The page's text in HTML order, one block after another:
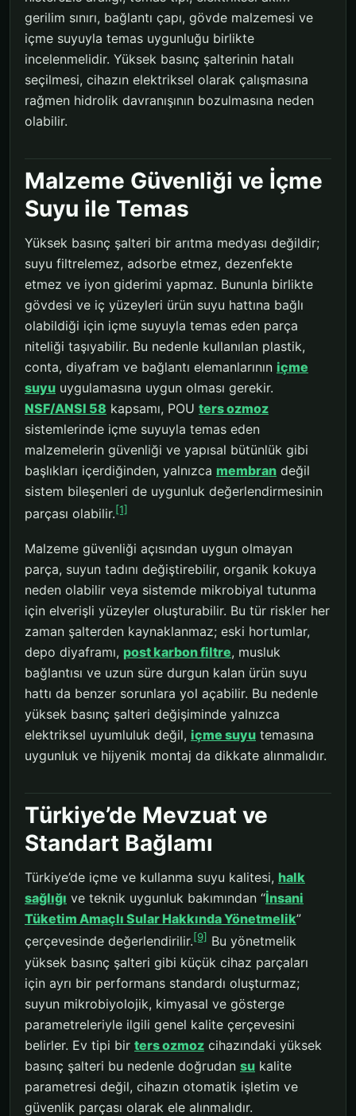
gerilim sınırı, bağlantı çapı, gövde malzemesi ve
içme suyuyla temas uygunluğu birlikte
incelenmelidir. Yüksek basınç şalterinin hatalı
seçilmesi, cihazın elektriksel olarak çalışmasına
rağmen hidrolik davranışının bozulmasına neden
olabilir.
Malzeme Güvenliği ve İçme
Suyu ile Temas
Yüksek basınç şalteri bir arıtma medyası değildir;
suyu filtrelemez, adsorbe etmez, dezenfekte
etmez ve iyon giderimi yapmaz. Bununla birlikte
gövdesi ve iç yüzeyleri ürün suyu hattına bağlı
olabildiği için içme suyuyla temas eden parça
niteliği taşıyabilir. Bu nedenle kullanılan plastik,
conta, diyafram ve bağlantı elemanlarının içme
suyu uygulamasına uygun olması gerekir.
NSF/ANSI 58 kapsamı, POU ters ozmoz
sistemlerinde içme suyuyla temas eden
malzemelerin güvenliği ve yapısal bütünlük gibi
başlıkları içerdiğinden, yalnızca membran değil
sistem bileşenleri de uygunluk değerlendirmesinin
parçası olabilir.[1]
Malzeme güvenliği açısından uygun olmayan
parça, suyun tadını değiştirebilir, organik kokuya
neden olabilir veya sistemde mikrobiyal tutunma
için elverişli yüzeyler oluşturabilir. Bu tür riskler her
zaman şalterden kaynaklanmaz; eski hortumlar,
depo diyaframı, post karbon filtre, musluk
bağlantısı ve uzun süre durgun kalan ürün suyu
hattı da benzer sorunlara yol açabilir. Bu nedenle
yüksek basınç şalteri değişiminde yalnızca
elektriksel uyumluluk değil, içme suyu temasına
uygunluk ve hijyenik montaj da dikkate alınmalıdır.
Türkiye’de Mevzuat ve
Standart Bağlamı
Türkiye’de içme ve kullanma suyu kalitesi, halk
sağlığı ve teknik uygunluk bakımından “İnsani
Tüketim Amaçlı Sular Hakkında Yönetmelik”
çerçevesinde değerlendirilir.[9] Bu yönetmelik
yüksek basınç şalteri gibi küçük cihaz parçaları
için ayrı bir performans standardı oluşturmaz;
suyun mikrobiyolojik, kimyasal ve gösterge
parametreleriyle ilgili genel kalite çerçevesini
belirler. Ev tipi bir ters ozmoz cihazındaki yüksek
basınç şalteri bu nedenle doğrudan su kalite
parametresi değil, cihazın otomatik işletim ve
güvenlik parçası olarak ele alınmalıdır.